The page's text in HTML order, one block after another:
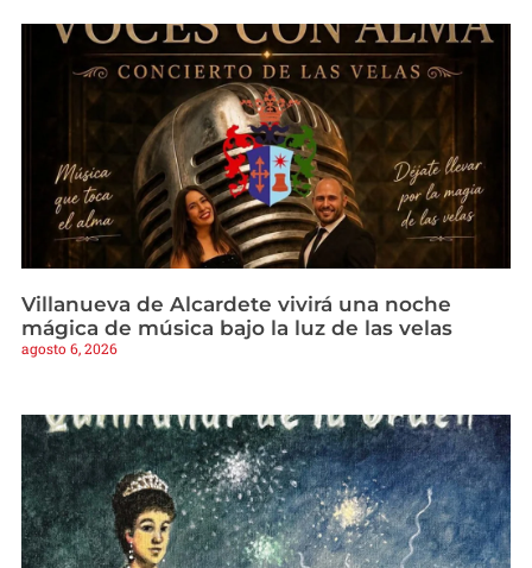
Villanueva de Alcardete vivirá una noche
mágica de música bajo la luz de las velas
agosto 6, 2026